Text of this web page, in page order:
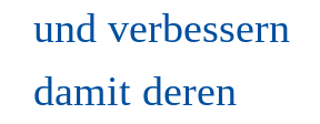
und verbessern
damit deren